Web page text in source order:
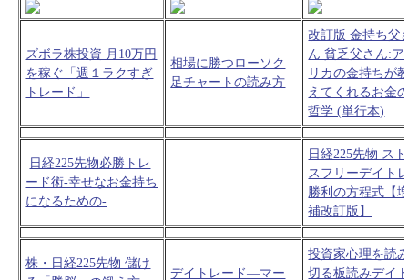
ズボラ株投資 月10万円
を稼ぐ「週１ラクすぎ
トレード」
相場に勝つローソク
足チャートの読み方
改訂版 金持ち父
ん 貧乏父さん:ア
リカの金持ちが
えてくれるお金
哲学 (単行本)
日経225先物必勝トレ
ード術-幸せなお金持ち
になるための-
日経225先物 ス
スフリーデイト
勝利の方程式【
補改訂版】
株・日経225先物 儲け
デイトレード―マー
投資家心理を読
切る板読みデイ